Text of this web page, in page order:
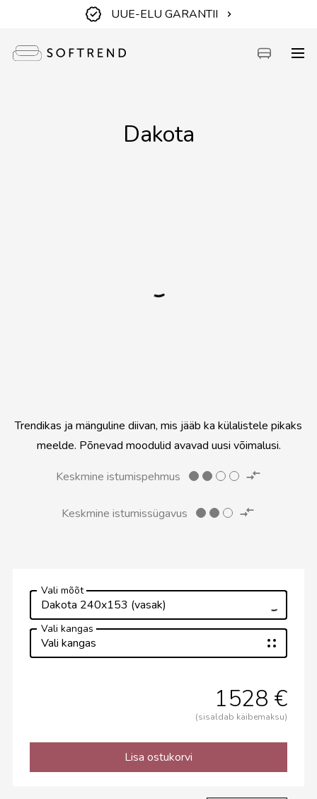
UUE-ELU GARANTII
Dakota
Trendikas ja mänguline diivan, mis jääb ka külalistele pikaks
meelde. Põnevad moodulid avavad uusi võimalusi.
Keskmine istumispehmus
Keskmine istumissügavus
Vali mõõt
Dakota 240x153 (vasak)
Vali kangas
Vali kangas
1528 €
(sisaldab käibemaksu)
Lisa ostukorvi